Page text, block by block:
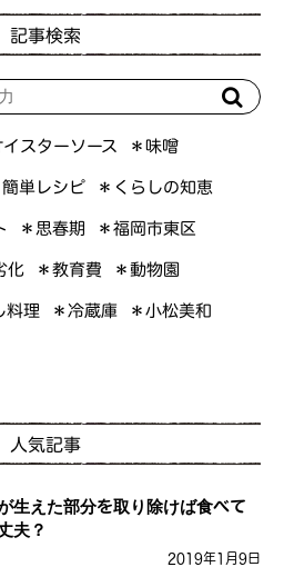
記事検索
イスターソース ＊味噌
簡単レシピ ＊くらしの知恵
＊思春期 ＊福岡市東区
化 ＊教育費 ＊動物園
料理 ＊冷蔵庫 ＊小松美和
人気記事
生えた部分を取り除けば食べて
夫？
2019年1月9日